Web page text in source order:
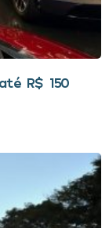
R$ 150